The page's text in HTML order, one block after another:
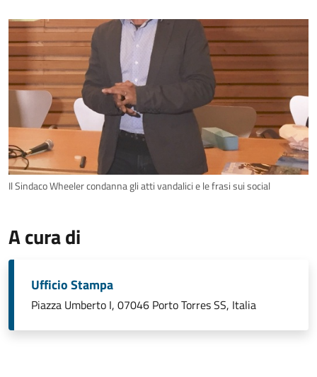
Il Sindaco Wheeler condanna gli atti vandalici e le frasi sui social
A cura di
Ufficio Stampa
Piazza Umberto I, 07046 Porto Torres SS, Italia